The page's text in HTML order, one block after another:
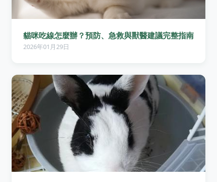
貓咪吃線怎麼辦？預防、急救與獸醫建議完整指南
2026年01月29日